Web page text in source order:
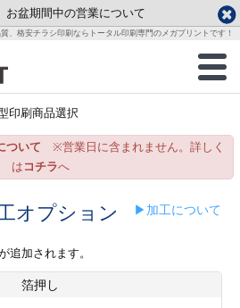
お盆期間中の営業について
、格安チラシ印刷ならトータル印刷専門のメガプリントです！
商品一覧
ご利用ガイド
作成ガイド
テンプレート
金
土
1
7
8
15
29
土
刷商品選択
ついて ※営業日に含まれません。詳しく
は コチラへ
オプション ▶加工について
追加されます。
箔押し